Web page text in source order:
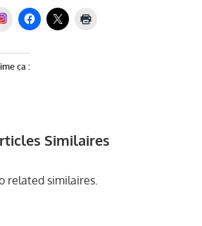
INSTAGRAM
ça :
Similaires
related similaires.